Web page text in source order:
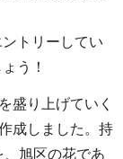
トリーしてい
う！
盛り上げていく
成しました。持
旭区の花であ